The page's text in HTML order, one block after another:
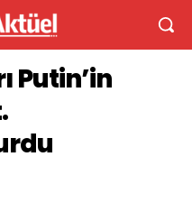
Putin’in